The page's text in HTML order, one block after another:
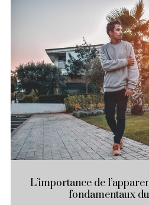
L’importance de
fondamentaux